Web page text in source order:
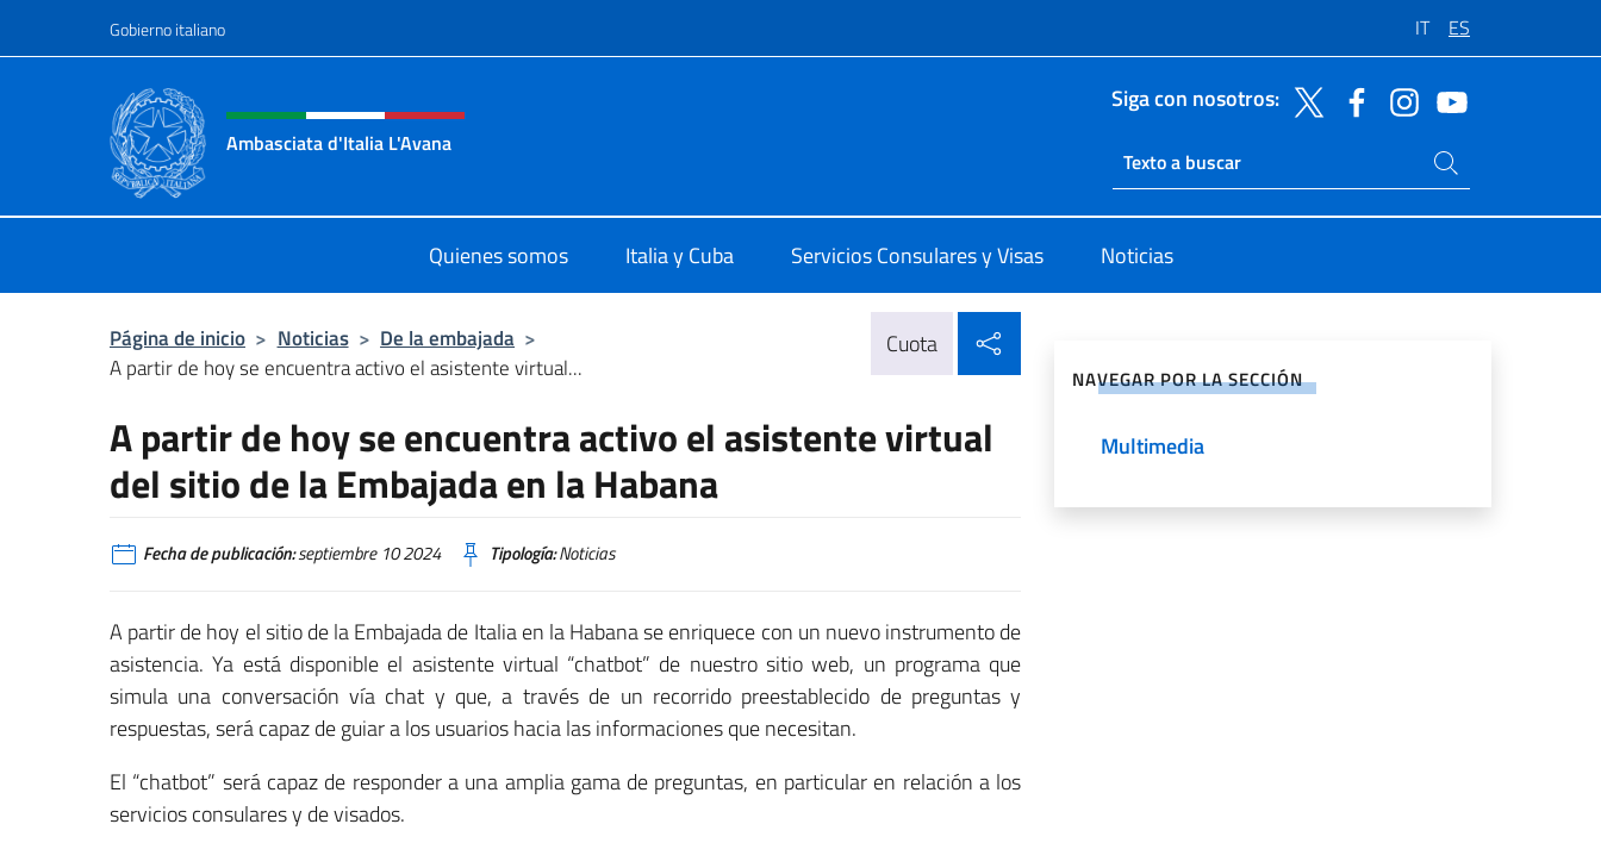
Gobierno italiano IT ES
Encabezado del sitio web, redes sociales y menú
Ambasciata d'Italia L'Avana
Siga con nosotros:
Ricerca sito live
Buscar en el sitio
Quienes somos Italia y Cuba Servicios Consulares y Visas Noticias
Página de inicio > Noticias > De la embajada >
A partir de hoy se encuentra activo el asistente virtual...
Cuota
A partir de hoy se encuentra activo el asistente virtual
del sitio de la Embajada en la Habana
Fecha de publicación:septiembre 10 2024 Tipología:Noticias
A partir de hoy el sitio de la Embajada de Italia en la Habana se enriquece con un nuevo instrumento de
asistencia. Ya está disponible el asistente virtual “chatbot” de nuestro sitio web, un programa que
simula una conversación vía chat y que, a través de un recorrido preestablecido de preguntas y
respuestas, será capaz de guiar a los usuarios hacia las informaciones que necesitan.
El “chatbot” será capaz de responder a una amplia gama de preguntas, en particular en relación a los
servicios consulares y de visados.
NAVEGAR POR LA SECCIÓN
Multimedia